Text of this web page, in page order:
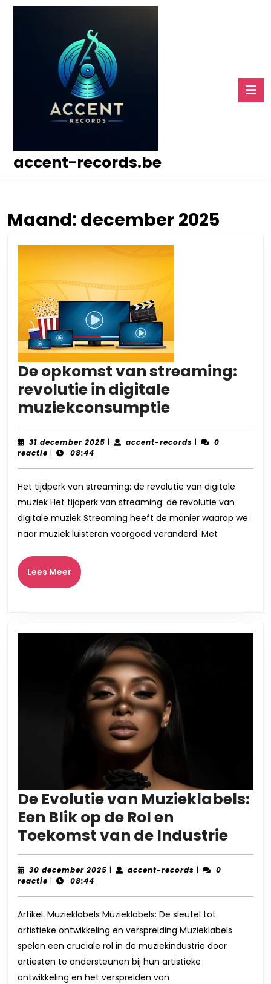
accent-records.be
Maand: december 2025
De opkomst van streaming:
revolutie in digitale
muziekconsumptieDe
opkomst
van
revolutie
in
digitale
31 december 2025 31| accent-records accent-
|
0
reactie | 08:44
Het tijdperk van streaming: de revolutie van digitale
muziek Het tijdperk van streaming: de revolutie van
digitale muziek Streaming heeft de manier waarop we
naar muziek luisteren voorgoed veranderd. Met
Lees MeerLees
Meer
De Evolutie van Muzieklabels:
Een Blik op de Rol en
Toekomst van de IndustrieDe
Blik
30 december 2025 30
| accent-records accent-
|
0
reactie | 08:44
Artikel: Muzieklabels Muzieklabels: De sleutel tot
artistieke ontwikkeling en verspreiding Muzieklabels
spelen een cruciale rol in de muziekindustrie door
artiesten te ondersteunen bij hun artistieke
ontwikkeling en het verspreiden van